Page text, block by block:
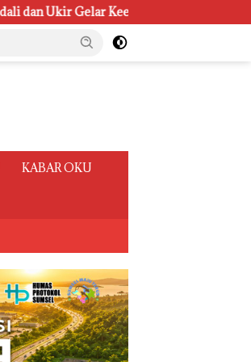
Reses di Desa Palu dan Ulak
KABAR OKU